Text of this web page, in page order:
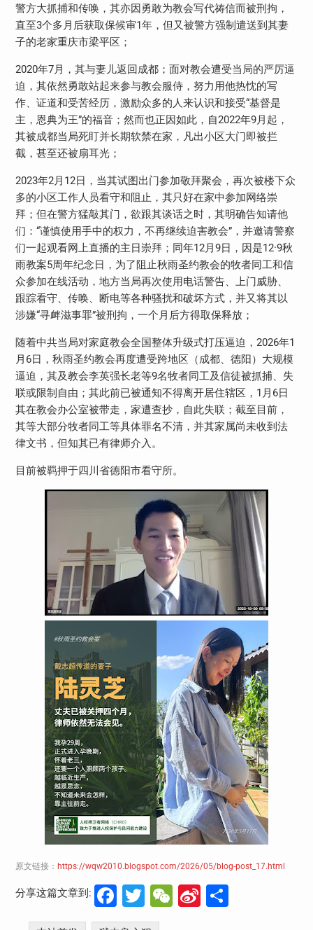
警方大抓捕和传唤，其亦因勇敢为教会写代祷信而被刑拘，
直至3个多月后获取保候审1年，但又被警方强制遣送到其妻
子的老家重庆市梁平区；
2020年7月，其与妻儿返回成都；面对教会遭受当局的严厉逼
迫，其依然勇敢站起来参与教会服侍，努力用他热忱的写
作、证道和受苦经历，激励众多的人来认识和接受“基督是
主，恩典为王”的福音；然而也正因如此，自2022年9月起，
其被成都当局死盯并长期软禁在家，凡出小区大门即被拦
截，甚至还被扇耳光；
2023年2月 12日，当其试图出门参加敬拜聚会，再次被楼下众
多的小区工作人员看守和阻止，其只好在家中参加网络崇
拜；但在警方猛敲其门，欲跟其谈话之时，其明确告知请他
们：“谨慎使用手中的权力，不再继续迫害教会”，并邀请警察
们一起观看网上直播的主日崇拜；同年12月9日，因是12·9秋
雨教案5周年纪念日，为了阻止秋雨圣约教会的牧者同工和信
众参加在线活动，地方当局再次使用电话警告、上门威胁、
跟踪看守、传唤、断电等各种骚扰和破坏方式，并又将其以
涉嫌“寻衅滋事罪”被刑拘，一个月后方得取保释放；
随着中共当局对家庭教会全国整体升级式打压逼迫， 2026年1
月 6日，秋雨圣约教会再度遭受跨地区（成都、德阳）大规模
逼迫，其及教会李英强长老等9名牧者同工及信徒被抓捕、失
联或限制自由；其此前已被通知不得离开居住辖区， 1 月 6日
其在教会办公室被带走，家遭查抄，自此失联；截至目前，
其等大部分牧者同工等具体罪名不清，并其家属尚未收到法
律文书，但知其已有律师介入。
目前被羁押于四川省德阳市看守所。
原文链接： https://wqw2010.blogspot.com/2026/05/blog-post_17.html
分享这篇文章到: Facebook
Twitter
WeChat
Sina分